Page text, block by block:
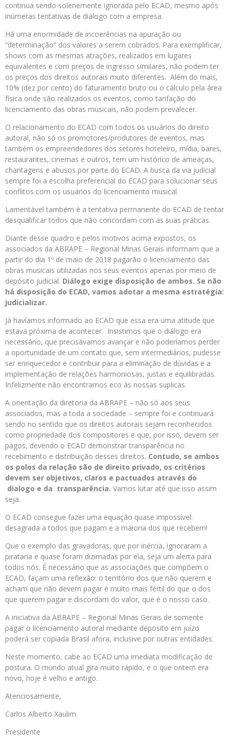
continua sendo solenemente ignorada pelo ECAD, mesmo após
inúmeras tentativas de diálogo com a empresa.
Há uma enormidade de incoerências na apuração ou
“determinação” dos valores a serem cobrados. Para exemplificar,
shows com as mesmas atrações, realizados em lugares
equivalentes e com preços de ingresso similares, não podem ter
os preços dos direitos autorais muito diferentes. Além do mais,
10% (dez por cento) do faturamento bruto ou o cálculo pela área
física onde são realizados os eventos, como tarifação do
licenciamento das obras musicais, não podem prevalecer.
O relacionamento do ECAD com todos os usuários do direito
autoral, não só os promotores/produtores de eventos, mas
também os empreendedores dos setores hoteleiro, mídia, bares,
restaurantes, cinemas e outros, tem um histórico de ameaças,
chantagens e abusos por parte do ECAD. A busca da via judicial
sempre foi a escolha preferencial do ECAD para solucionar seus
conflitos com os usuários do licenciamento musical.
Lamentável também é a tentativa permanente do ECAD de tentar
desqualificar todos que não concordam com as suas práticas.
Diante desse quadro e pelos motivos acima expostos, os
associados da ABRAPE – Regional Minas Gerais informam que a
partir do dia 1º de maio de 2018 pagarão o licenciamento das
obras musicais utilizadas nos seus eventos apenas por meio de
depósito judicial. Diálogo exige disposição de ambos. Se não
há disposição do ECAD, vamos adotar a mesma estratégia:
judicializar.
Já havíamos informado ao ECAD que essa era uma atitude que
estava próxima de acontecer. Insistimos que o diálogo era
necessário, que precisávamos avançar e não poderíamos perder
a oportunidade de um contato que, sem intermediários, pudesse
ser enriquecedor e contribuir para a eliminação de dúvidas e a
implementação de relações harmoniosas, justas e equilibradas.
Infelizmente não encontramos eco às nossas suplicas.
A orientação da diretoria da ABRAPE – não só aos seus
associados, mas a toda a sociedade – sempre foi e continuará
sendo no sentido que os direitos autorais sejam reconhecidos
como propriedade dos compositores e que, por isso, devem ser
pagos, devendo o ECAD demonstrar transparência no
recebimento e distribuição desses direitos. Contudo, se ambos
os polos da relação são de direito privado, os critérios
devem ser objetivos, claros e pactuados através do
dialogo e da transparência. Vamos lutar até que isso assim
seja.
O ECAD consegue fazer uma equação quase impossível:
desagrada a todos que pagam e a maioria dos que recebem!
Que o exemplo das gravadoras, que por inércia, ignoraram a
pirataria e quase foram dizimadas por ela, seja um alerta para
todos nós. É necessário que as associações que compõem o
ECAD, façam uma reflexão: o território dos que não querem e
acham que não devem pagar é muito mais fértil do que o dos
que querem pagar e discordam do valor, que é o nosso caso.
A iniciativa da ABRAPE – Regional Minas Gerais de somente
pagar o licenciamento autoral mediante deposito em juízo
poderá ser copiada Brasil afora, inclusive por outras entidades.
Neste momento, cabe ao ECAD uma imediata modificação de
postura. O mundo atual gira muito rápido, e o que ontem era
novo, hoje é velho e antigo.
Atenciosamente,
Carlos Alberto Xaulim
Presidente